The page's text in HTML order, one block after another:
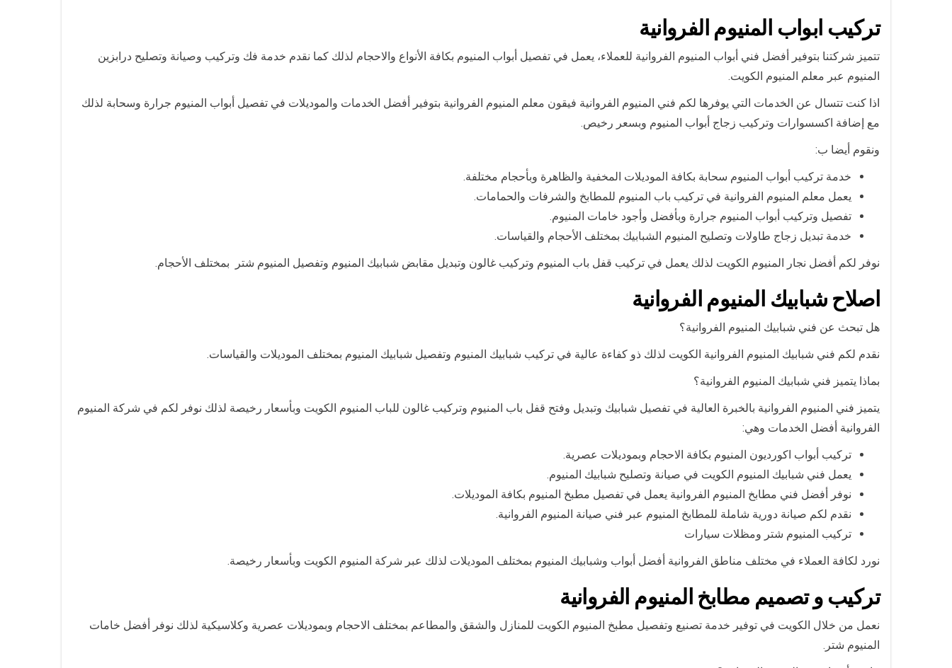
تركيب ابواب المنيوم الفروانية
تتميز شركتنا بتوفير أفضل فني أبواب المنيوم الفروانية للعملاء، يعمل في تفصيل أبواب المنيوم بكافة الأنواع والاحجام لذلك كما نقدم خدمة فك وتركيب وصيانة وتصليح درابزين
المنيوم عبر معلم المنيوم الكويت.
اذا كنت تتسال عن الخدمات التي يوفرها لكم فني المنيوم الفروانية فيقون معلم المنيوم الفروانية بتوفير أفضل الخدمات والموديلات في تفصيل أبواب المنيوم جرارة وسحابة لذلك
مع إضافة اكسسوارات وتركيب زجاج أبواب المنيوم وبسعر رخيص.
ونقوم أيضا ب:
خدمة تركيب أبواب المنيوم سحابة بكافة الموديلات المخفية والظاهرة وبأحجام مختلفة.
يعمل معلم المنيوم الفروانية في تركيب باب المنيوم للمطابخ والشرفات والحمامات.
تفصيل وتركيب أبواب المنيوم جرارة وبأفضل وأجود خامات المنيوم.
خدمة تبديل زجاج طاولات وتصليح المنيوم الشبابيك بمختلف الأحجام والقياسات.
نوفر لكم أفضل نجار المنيوم الكويت لذلك يعمل في تركيب قفل باب المنيوم وتركيب غالون وتبديل مقابض شبابيك المنيوم وتفصيل المنيوم شتر بمختلف الأحجام.
اصلاح شبابيك المنيوم الفروانية
هل تبحث عن فني شبابيك المنيوم الفروانية؟
نقدم لكم فني شبابيك المنيوم الفروانية الكويت لذلك ذو كفاءة عالية في تركيب شبابيك المنيوم وتفصيل شبابيك المنيوم بمختلف الموديلات والقياسات.
بماذا يتميز فني شبابيك المنيوم الفروانية؟
يتميز فني المنيوم الفروانية بالخبرة العالية في تفصيل شبابيك وتبديل وفتح قفل باب المنيوم وتركيب غالون للباب المنيوم الكويت وبأسعار رخيصة لذلك نوفر لكم في شركة المنيوم
الفروانية أفضل الخدمات وهي:
تركيب أبواب اكورديون المنيوم بكافة الاحجام وبموديلات عصرية.
يعمل فني شبابيك المنيوم الكويت في صيانة وتصليح شبابيك المنيوم.
نوفر أفضل فني مطابخ المنيوم الفروانية يعمل في تفصيل مطبخ المنيوم بكافة الموديلات.
نقدم لكم صيانة دورية شاملة للمطابخ المنيوم عبر فني صيانة المنيوم الفروانية.
تركيب المنيوم شتر ومظلات سيارات
نورد لكافة العملاء في مختلف مناطق الفروانية أفضل أبواب وشبابيك المنيوم بمختلف الموديلات لذلك عبر شركة المنيوم الكويت وبأسعار رخيصة.
تركيب و تصميم مطابخ المنيوم الفروانية
نعمل من خلال الكويت في توفير خدمة تصنيع وتفصيل مطبخ المنيوم الكويت للمنازل والشقق والمطاعم بمختلف الاحجام وبموديلات عصرية وكلاسيكية لذلك نوفر أفضل خامات
المنيوم شتر.